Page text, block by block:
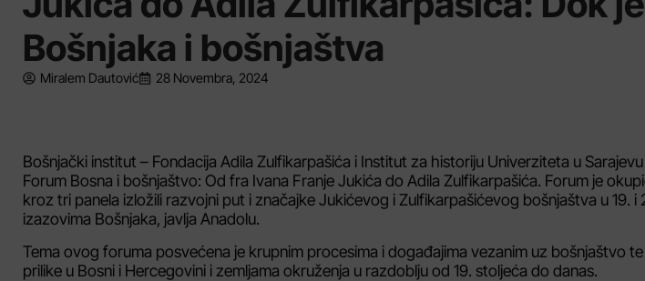
Bošnjaka i bošnjaštva
Miralem Dautović 28 Novembra, 2024
Bošnjački institut – Fondacija Adila Zulfikarpašića i Institut za historiju Univerziteta u
Forum Bosna i bošnjaštvo: Od fra Ivana Franje Jukića do Adila Zulfikarpašića. Forum je
kroz tri panela izložili razvojni put i značajke Jukićevog i Zulfikarpašićevog bošnjaštva u 19. i
izazovima Bošnjaka, javlja Anadolu.
Tema ovog foruma posvećena je krupnim procesima i događajima vezanim uz bošnjaštvo
prilike u Bosni i Hercegovini i zemljama okruženja u razdoblju od 19. stoljeća do danas.